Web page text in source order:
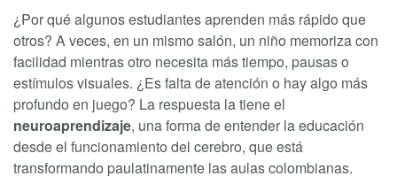
¿Por qué algunos estudiantes aprenden más rápido que
otros? A veces, en un mismo salón, un niño memoriza con
facilidad mientras otro necesita más tiempo, pausas o
estímulos visuales. ¿Es falta de atención o hay algo más
profundo en juego? La respuesta la tiene el
neuroaprendizaje, una forma de entender la educación
desde el funcionamiento del cerebro, que está
transformando paulatinamente las aulas colombianas.